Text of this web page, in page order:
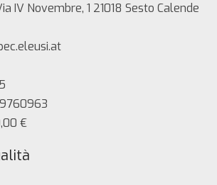
IV Novembre, 1 21018 Sesto Calende
€